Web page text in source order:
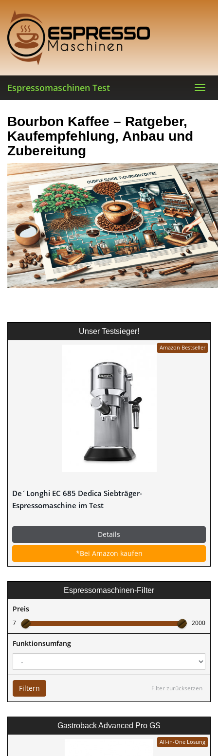
main
content
Espressomaschinen Test
Bourbon Kaffee – Ratgeber,
Kaufempfehlung, Anbau und
Zubereitung
Unser Testsieger!
Amazon Bestseller
De´Longhi EC 685 Dedica Siebträger-
Espressomaschine im Test
Details
*Bei Amazon kaufen
Espressomaschinen-Filter
Preis
7 2000
Funktionsumfang
Filter zurücksetzen
Filtern
Gastroback Advanced Pro GS
All-in-One Lösung